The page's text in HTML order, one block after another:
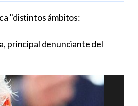
"distintos ámbitos:
principal denunciante del